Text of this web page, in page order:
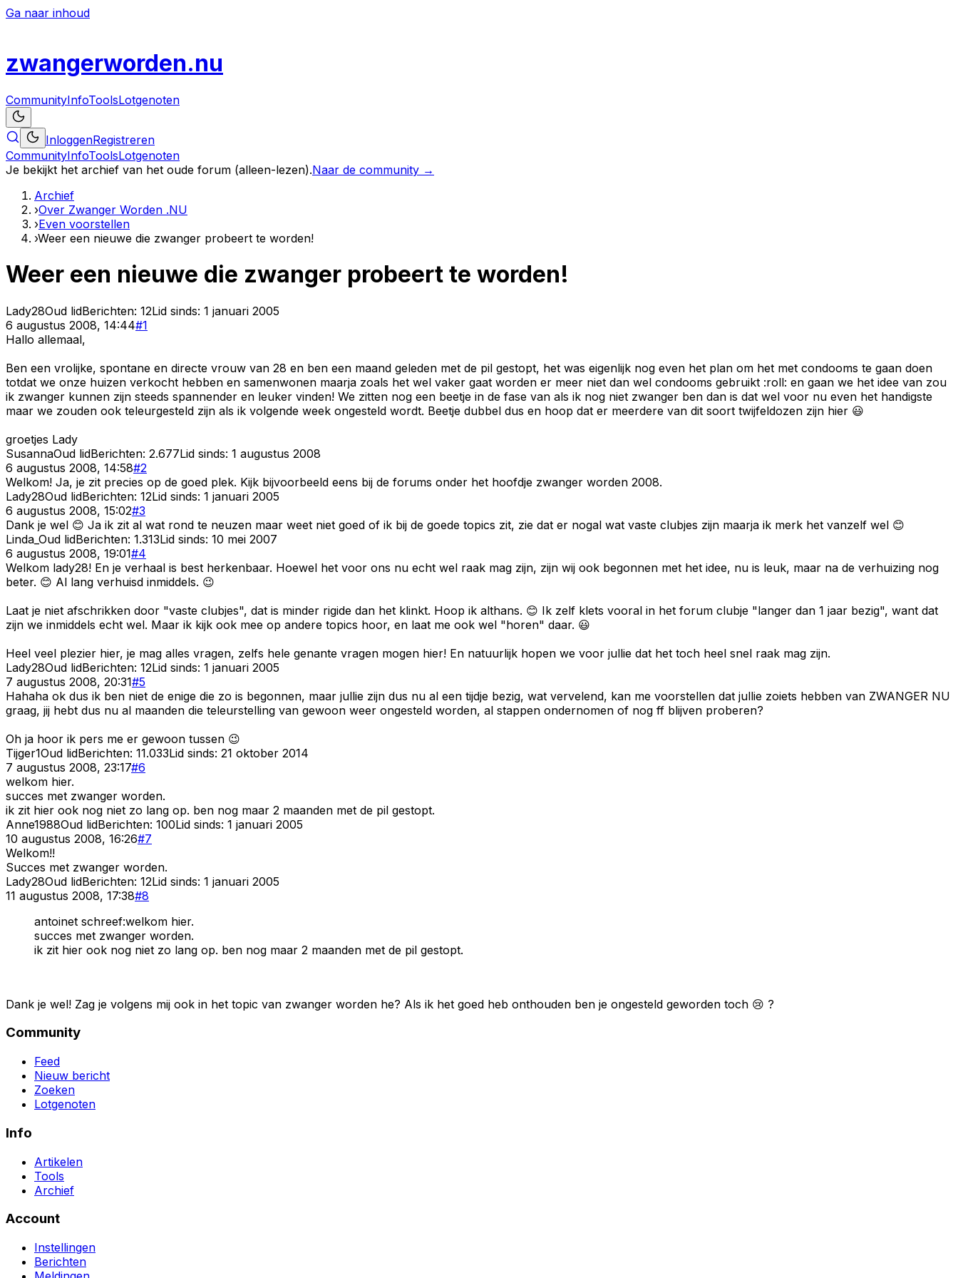
Ga naar inhoud
zwangerworden.nu
CommunityInfoToolsLotgenoten
InloggenRegistreren
CommunityInfoToolsLotgenoten
Je bekijkt het archief van het oude forum (alleen-lezen).Naar de community →
Archief
›Over Zwanger Worden .NU
›Even voorstellen
›Weer een nieuwe die zwanger probeert te worden!
Weer een nieuwe die zwanger probeert te worden!
Lady28Oud lidBerichten: 12Lid sinds: 1 januari 2005
6 augustus 2008, 14:44#1
Hallo allemaal,
Ben een vrolijke, spontane en directe vrouw van 28 en ben een maand geleden met de pil gestopt, het was eigenlijk nog even het plan om het met condooms te gaan doen
totdat we onze huizen verkocht hebben en samenwonen maarja zoals het wel vaker gaat worden er meer niet dan wel condooms gebruikt :roll: en gaan we het idee van zou
ik zwanger kunnen zijn steeds spannender en leuker vinden! We zitten nog een beetje in de fase van als ik nog niet zwanger ben dan is dat wel voor nu even het handigste
maar we zouden ook teleurgesteld zijn als ik volgende week ongesteld wordt. Beetje dubbel dus en hoop dat er meerdere van dit soort twijfeldozen zijn hier 😃
groetjes Lady
SusannaOud lidBerichten: 2.677Lid sinds: 1 augustus 2008
6 augustus 2008, 14:58#2
Welkom! Ja, je zit precies op de goed plek. Kijk bijvoorbeeld eens bij de forums onder het hoofdje zwanger worden 2008.
Lady28Oud lidBerichten: 12Lid sinds: 1 januari 2005
6 augustus 2008, 15:02#3
Dank je wel 😊 Ja ik zit al wat rond te neuzen maar weet niet goed of ik bij de goede topics zit, zie dat er nogal wat vaste clubjes zijn maarja ik merk het vanzelf wel 😊
Linda_ Oud lidBerichten: 1.313Lid sinds: 10 mei 2007
6 augustus 2008, 19:01#4
Welkom lady28! En je verhaal is best herkenbaar. Hoewel het voor ons nu echt wel raak mag zijn, zijn wij ook begonnen met het idee, nu is leuk, maar na de verhuizing nog
beter. 😊 Al lang verhuisd inmiddels. 😉
Laat je niet afschrikken door "vaste clubjes", dat is minder rigide dan het klinkt. Hoop ik althans. 😊 Ik zelf klets vooral in het forum clubje "langer dan 1 jaar bezig", want dat
zijn we inmiddels echt wel. Maar ik kijk ook mee op andere topics hoor, en laat me ook wel "horen" daar. 😃
Heel veel plezier hier, je mag alles vragen, zelfs hele genante vragen mogen hier! En natuurlijk hopen we voor jullie dat het toch heel snel raak mag zijn.
Lady28Oud lidBerichten: 12Lid sinds: 1 januari 2005
7 augustus 2008, 20:31#5
Hahaha ok dus ik ben niet de enige die zo is begonnen, maar jullie zijn dus nu al een tijdje bezig, wat vervelend, kan me voorstellen dat jullie zoiets hebben van ZWANGER NU
graag, jij hebt dus nu al maanden die teleurstelling van gewoon weer ongesteld worden, al stappen ondernomen of nog ff blijven proberen?
Oh ja hoor ik pers me er gewoon tussen 😉
Tijger1Oud lidBerichten: 11.033Lid sinds: 21 oktober 2014
7 augustus 2008, 23:17#6
welkom hier.
succes met zwanger worden.
ik zit hier ook nog niet zo lang op. ben nog maar 2 maanden met de pil gestopt.
Anne1988Oud lidBerichten: 100Lid sinds: 1 januari 2005
10 augustus 2008, 16:26#7
Welkom!!
Succes met zwanger worden.
Lady28Oud lidBerichten: 12Lid sinds: 1 januari 2005
11 augustus 2008, 17:38#8
antoinet schreef:welkom hier.
succes met zwanger worden.
ik zit hier ook nog niet zo lang op. ben nog maar 2 maanden met de pil gestopt.
Dank je wel! Zag je volgens mij ook in het topic van zwanger worden he? Als ik het goed heb onthouden ben je ongesteld geworden toch 😢 ?
Community
Feed
Nieuw bericht
Zoeken
Lotgenoten
Info
Artikelen
Tools
Archief
Account
Instellingen
Berichten